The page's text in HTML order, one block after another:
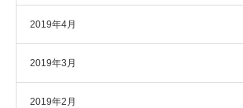
2019年4月
2019年3月
2019年2月